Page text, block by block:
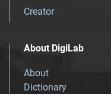
Creator
About DigiLab
About
Dictionary